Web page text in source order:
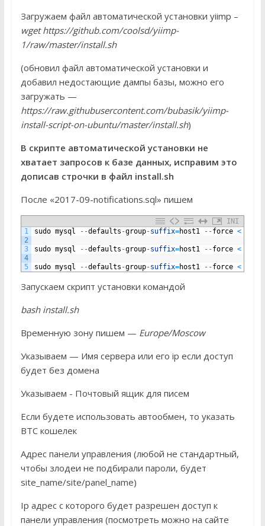
Загружаем файл автоматической установки yiimp –
wget https://github.com/coolsd/yiimp-
1/raw/master/install.sh
(обновил файл автоматической установки и
добавил недостающие дампы базы, можно его
загружать —
https://raw.githubusercontent.com/bubasik/yiimp-
install-script-on-ubuntu/master/install.sh)
В скрипте автоматической установки не
хватает запросов к базе данных, исправим это
дописав строчки в файл install.sh
После «2017-09-notifications.sql» пишем
INI
1
2
3
4
5
sudo mysql --defaults -group-suffix=host1 --force <
sudo mysql --defaults -group-suffix=host1 --force <
sudo mysql --defaults -group-suffix=host1 --force <
Запускаем скрипт установки командой
bash install.sh
Временную зону пишем — Europe/Moscow
Указываем — Имя сервера или его ip если доступ
будет без домена
Указываем - Почтовый ящик для писем
Если будете использовать автообмен, то указать
BTC кошелек
Адрес панели управления (любой не стандартный,
чтобы злодеи не подбирали пароли, будет
site_name/site/panel_name)
Ip адрес с которого будет разрешен доступ к
панели управления (посмотреть можно на сайте